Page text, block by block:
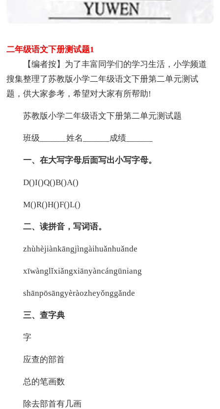
二年级语文下册测试题1
【编者按】为了丰富同学们的学习生活，小学频道
搜集整理了苏教版小学二年级语文下册第二单元测试
题，供大家参考，希望对大家有所帮助!
苏教版小学二年级语文下册第二单元测试题
班级______姓名______成绩______
一、在大写字母后面写出小写字母。
D()I()Q()B()A()
M()R()H()F()L()
二、读拼音，写词语。
zhùhèjiànkāngjìngàihuǎnhuǎnde
xīwànglǐxiǎngxiānyàncángūniang
shānpōsāngyèràozheyǒnggǎnde
三、查字典
字
应查的部首
总的笔画数
除去部首有几画